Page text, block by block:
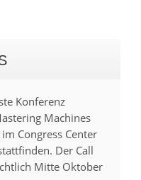
Konferenz
Machines
Congress Center
Der Call
Mitte Oktober